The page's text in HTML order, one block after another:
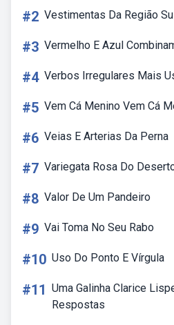
#2 Vestimentas Da Região
#3 Vermelho E Azul
#4 Verbos Irregulares Mais
#5 Vem Cá Menino Vem Cá
#6 Veias E Arterias Da Perna
#7 Variegata Rosa Do
#8 Valor De Um Pandeiro
#9 Vai Toma No Seu Rabo
#10 Uso Do Ponto E Vírgula
#11 Uma Galinha Clarice
Respostas